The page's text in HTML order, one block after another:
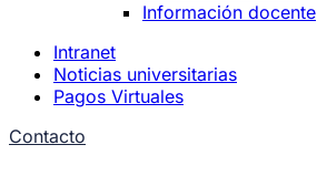
Información docente
Intranet
Noticias universitarias
Pagos Virtuales
Contacto